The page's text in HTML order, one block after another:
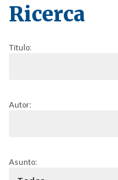
Ricerca
Título:
Autor:
Asunto: